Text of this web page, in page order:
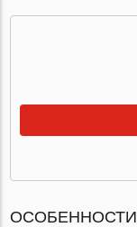
ОСОБЕННОСТИ